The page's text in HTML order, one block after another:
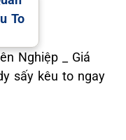
Nghiệp _ Giá
sấy kêu to ngay